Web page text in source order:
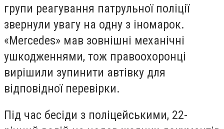
групи реагування патрульної поліції
звернули увагу на одну з іномарок.
«Mercedes» мав зовнішні механічні
ушкодженнями, тож правоохоронці
вирішили зупинити автівку для
відповідної перевірки.
Під час бесіди з поліцейськими, 22-